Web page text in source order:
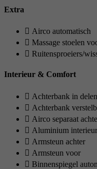
Extra
Airco automatisch
Massage stoelen
Ruitensproeiers/
Interieur & Comfort
Achterbank in
Achterbank
Airco separaat
Aluminium
Armsteun achter
Armsteun voor
Binnenspiegel